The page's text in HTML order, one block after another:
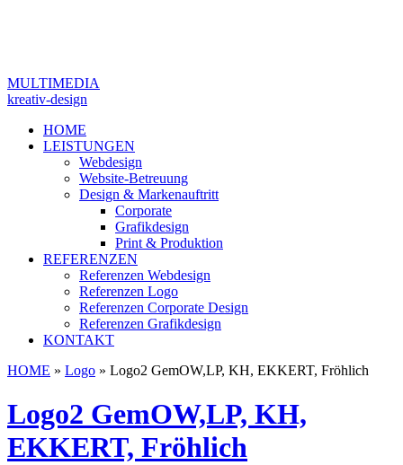
MULTIMEDIA
kreativ-design
HOME
LEISTUNGEN
Webdesign
Website-Betreuung
Design & Markenauftritt
Corporate
Grafikdesign
Print & Produktion
REFERENZEN
Referenzen Webdesign
Referenzen Logo
Referenzen Corporate Design
Referenzen Grafikdesign
KONTAKT
HOME » Logo » Logo2 GemOW,LP, KH, EKKERT, Fröhlich
Logo2 GemOW,LP, KH,
EKKERT, Fröhlich